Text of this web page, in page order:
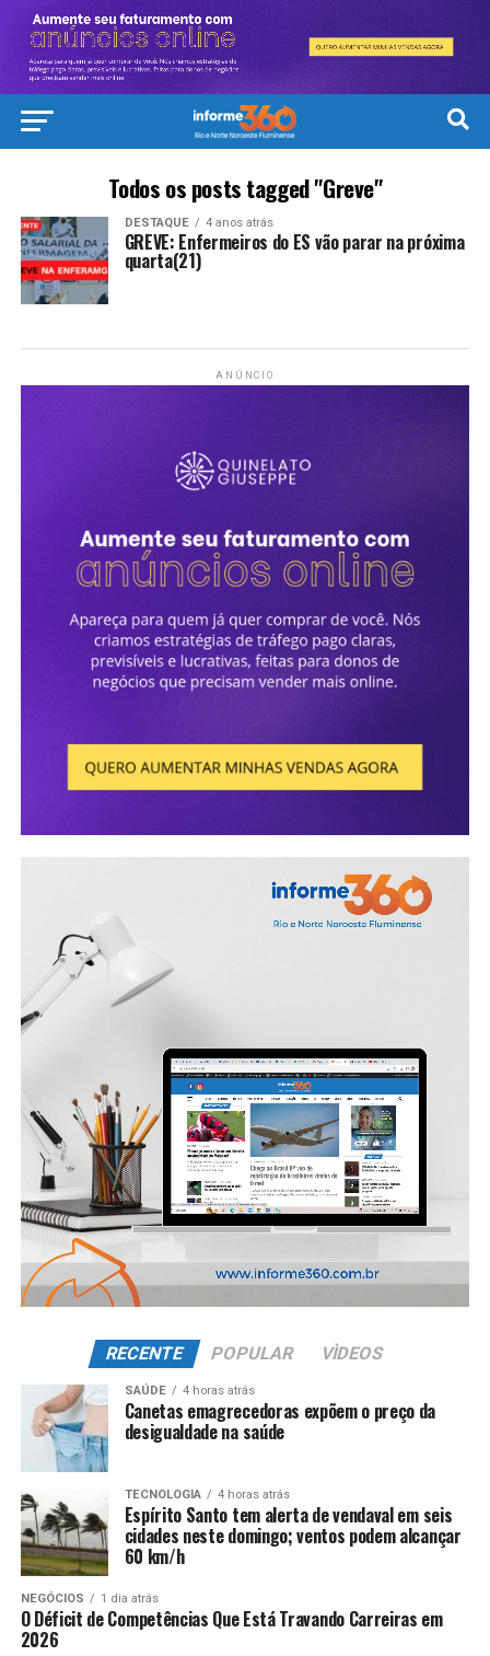
Todos os posts tagged "Greve"
DESTAQUE 4 anos atrás
GREVE: Enfermeiros do ES vão parar na próxima
quarta(21)
ANÚNCIO
RECENTE POPULAR VÌDEOS
SAÚDE 4 horas atrás
Canetas emagrecedoras expõem o preço da
desigualdade na saúde
TECNOLOGIA 4 horas atrás
Espírito Santo tem alerta de vendaval em seis
cidades neste domingo; ventos podem alcançar
60 km/h
NEGÓCIOS 1 dia atrás
O Déficit de Competências Que Está Travando Carreiras em
2026